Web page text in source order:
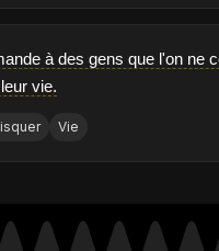
à des gens que l'on ne
vie.
Vie